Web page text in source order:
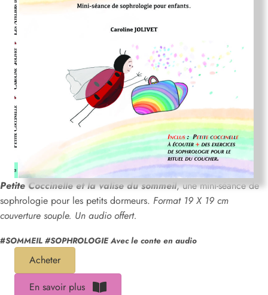
Petite Coccinelle et la valise du sommeil, une mini-séance de
sophrologie pour les petits dormeurs. Format 19 X 19 cm
couverture souple. Un audio offert.
#SOMMEIL #SOPHROLOGIE Avec le conte en audio
Acheter
En savoir plus